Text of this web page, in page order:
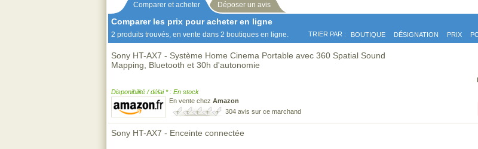
Comparer et acheter Déposer un avis
Comparer les prix pour acheter en ligne
2 produits trouvés, en vente dans 2 boutiques en ligne. TRIER PAR : BOUTIQUE DÉSIGNATION PRIX
Sony HT-AX7 - Système Home Cinema Portable avec 360 Spatial Sound
Mapping, Bluetooth et 30h d'autonomie
Disponibilité / délai * : En stock
En vente chez Amazon
304 avis sur ce marchand
Sony HT-AX7 - Enceinte connectée